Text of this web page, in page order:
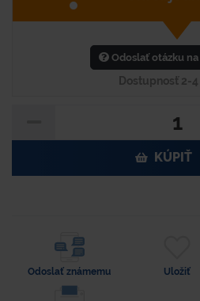
Odoslať otázku
Dostupnosť 2-
KÚPIŤ
Odoslať známemu Uložiť